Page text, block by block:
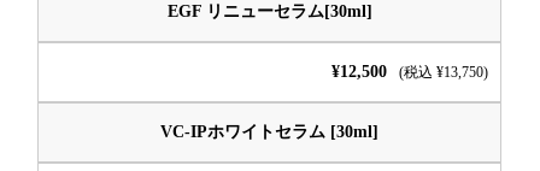
EGF リニューセラム[30ml]
¥12,500 (税込 ¥13,750)
VC-IPホワイトセラム [30ml]